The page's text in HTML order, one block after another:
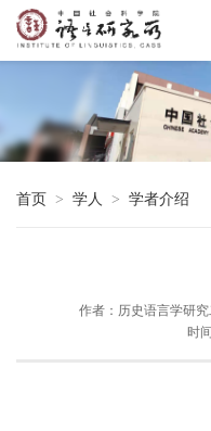
首页 > 学人 > 学者介绍
作者：历史语言学研究
时